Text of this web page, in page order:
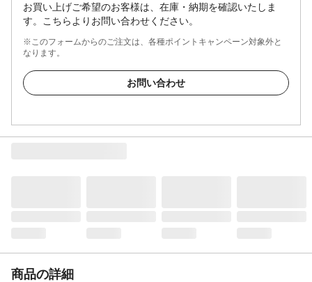
お買い上げご希望のお客様は、在庫・納期を確認いたしま
す。こちらよりお問い合わせください。
※このフォームからのご注文は、各種ポイントキャンペーン対象外と
なります。
お問い合わせ
商品の詳細